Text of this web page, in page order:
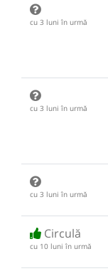
cu 3 luni în urmă
cu 3 luni în urmă
cu 3 luni în urmă
Circulă
cu 10 luni în urmă